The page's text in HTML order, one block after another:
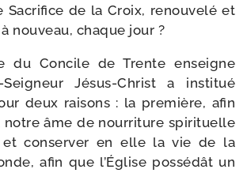
Sacrifice de la Croix, renou­ve­lé et
nou­veau, chaque jour ?
du Concile de Trente enseigne
Jésus-​Christ a ins­ti­tué
deux rai­sons : la pre­mière, afin
notre âme de nour­ri­ture spi­ri­tuelle
et conser­ver en elle la vie de la
afin que l’Église pos­sé­dât un